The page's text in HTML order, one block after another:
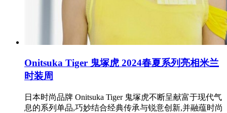
Onitsuka Tiger 鬼塚虎 2024春夏系列亮相米兰
时装周
日本时尚品牌 Onitsuka Tiger 鬼塚虎不断呈献富于现代气
息的系列单品,巧妙结合经典传承与锐意创新,并融蕴时尚